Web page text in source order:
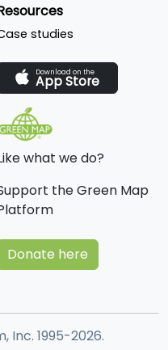
studies
Download on the
App Store
what we do?
the Green Map
Donate here
Inc. 1995-2026.